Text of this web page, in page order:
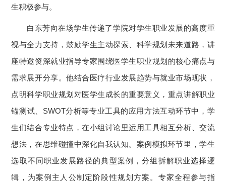
生积极参与。
白东芳向在场学生传递了学院对学生职业发展的高度重
视与全力支持，鼓励学生主动探索、科学规划未来道路，讲
座特邀资深就业指导专家围绕医学生职业规划的核心痛点与
需求展开分享。他结合医疗行业发展趋势与就业市场现状，
点明科学职业规划对医学生成长的重要意义，重点讲解职业
锚测试、SWOT分析等专业工具的应用方法互动环节中，学
生们结合专业特点，在小组讨论里运用工具相互分析、交流
想法，在思维碰撞中深化自我认知。案例模拟环节里，学生
选取不同职业发展路径的典型案例，分组拆解职业选择逻
辑，为案例主人公制定阶段性规划方案。专家全程参与指